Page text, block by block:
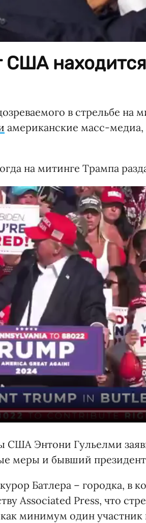
США
в стрельбе на
американские масс-медиа,
на митинге Трампа
США Энтони Гульелми
меры и бывший президент
Батлера – городка, в
Associated Press, что
минимум один